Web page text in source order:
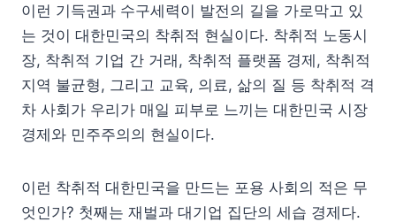
이런 기득권과 수구세력이 발전의 길을 가로막고 있
는 것이 대한민국의 착취적 현실이다. 착취적 노동시
장, 착취적 기업 간 거래, 착취적 플랫폼 경제, 착취적
지역 불균형, 그리고 교육, 의료, 삶의 질 등 착취적 격
차 사회가 우리가 매일 피부로 느끼는 대한민국 시장
경제와 민주주의의 현실이다.
이런 착취적 대한민국을 만드는 포용 사회의 적은 무
엇인가? 첫째는 재벌과 대기업 집단의 세습 경제다.